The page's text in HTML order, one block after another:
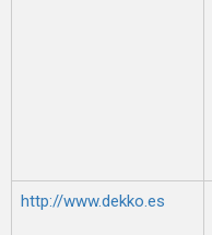
http://www.dekko.es